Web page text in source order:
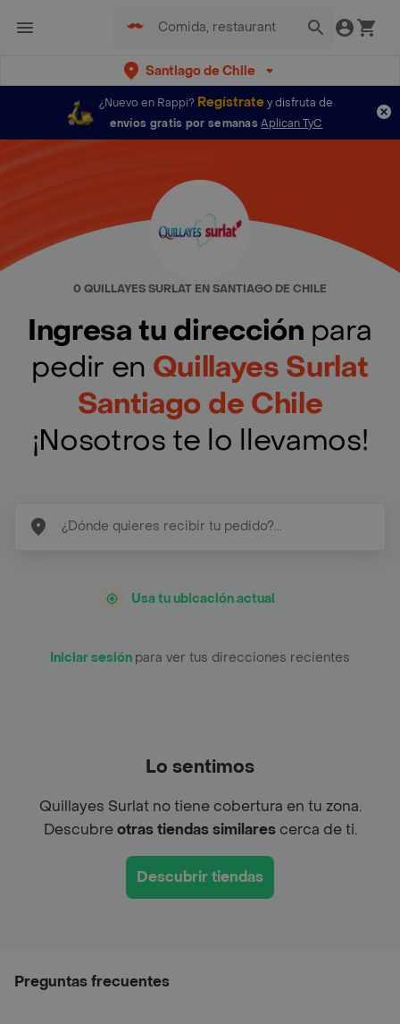
Santiago de Chile
¿Nuevo en Rappi? Regístratey disfruta de
envíos gratis por semanas Aplican TyC
0 QUILLAYES SURLAT EN SANTIAGO DE CHILE
Ingresa tu dirección para
pedir en Quillayes Surlat
Santiago de Chile
¡Nosotros te lo llevamos!
Usa tu ubicación actual
Iniciar sesión para ver tus direcciones recientes
Lo sentimos
Quillayes Surlat no tiene cobertura en tu zona.
Descubreotras tiendas similarescerca de ti.
Descubrir tiendas
Preguntas frecuentes